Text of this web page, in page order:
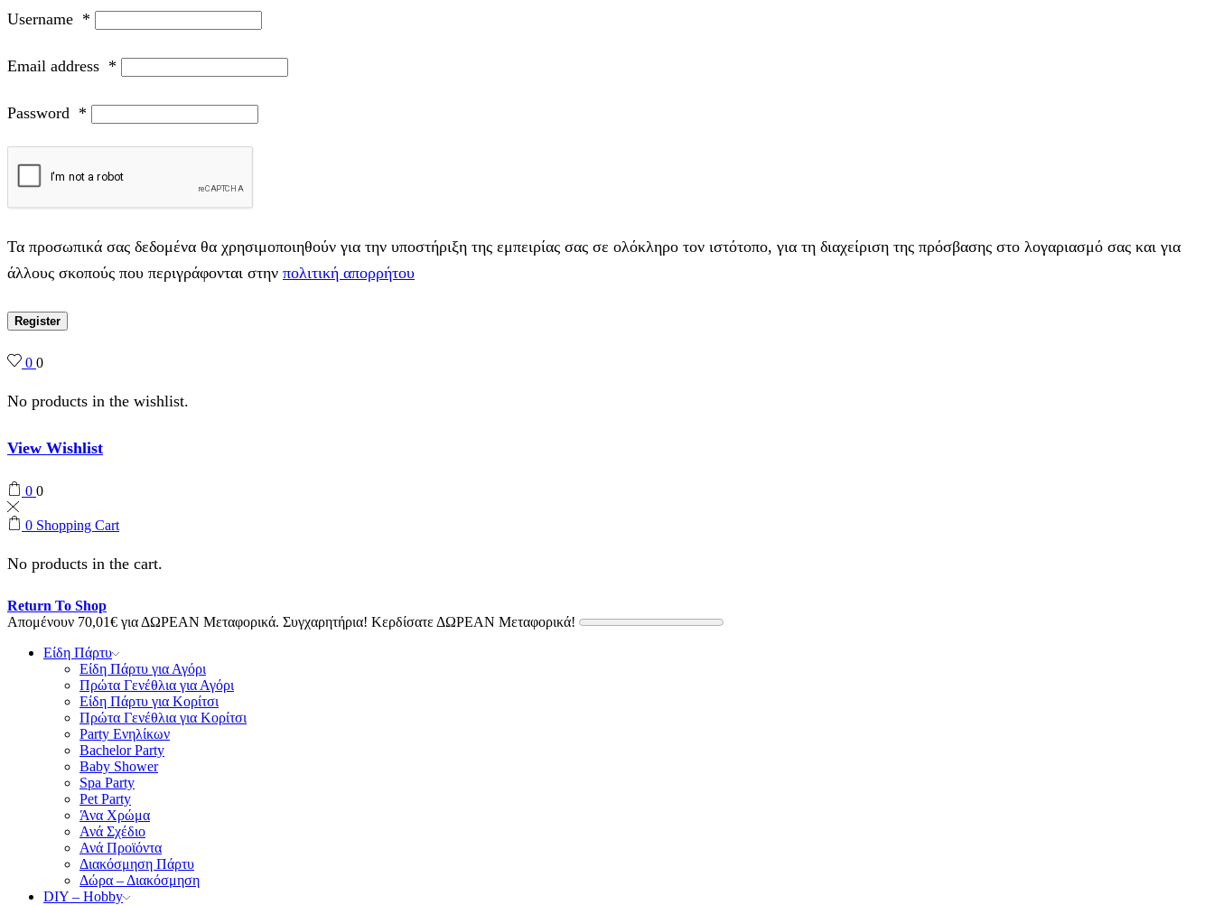
Username *
Email address *
Password *
Τα προσωπικά σας δεδομένα θα χρησιμοποιηθούν για την υποστήριξη της εμπειρίας σας σε ολόκληρο τον ιστότοπο, για τη διαχείριση της πρόσβασης στο λογαριασμό σας και για
άλλους σκοπούς που περιγράφονται στην πολιτική απορρήτου
Register
0 0
No products in the wishlist.
View Wishlist
0 0
0 Shopping Cart
No products in the cart.
Return To Shop
Απομένουν 70,01€ για ΔΩΡΕΑΝ Μεταφορικά. Συγχαρητήρια! Κερδίσατε ΔΩΡΕΑΝ Μεταφορικά!
Είδη Πάρτυ
Είδη Πάρτυ για Αγόρι
Πρώτα Γενέθλια για Αγόρι
Είδη Πάρτυ για Κορίτσι
Πρώτα Γενέθλια για Κορίτσι
Party Ενηλίκων
Bachelor Party
Baby Shower
Spa Party
Pet Party
Άνα Χρώμα
Ανά Σχέδιο
Ανά Προϊόντα
Διακόσμηση Πάρτυ
Δώρα – Διακόσμηση
DIY – Hobby